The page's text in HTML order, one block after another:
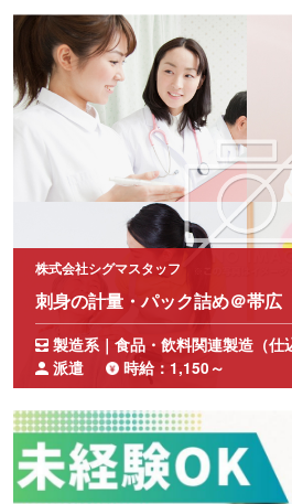
株式会社シグマスタッフ
刺身の計量・パック詰め＠帯広
製造系｜食品・飲料関連製造（仕
派遣
時給：1,150～